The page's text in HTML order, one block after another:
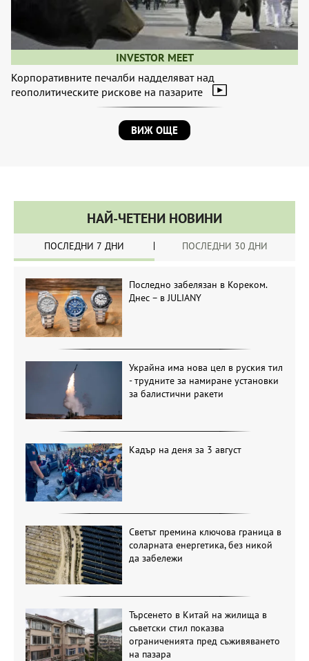
INVESTOR MEET
Корпоративните печалби надделяват над
геополитическите рискове на пазарите
ВИЖ ОЩЕ
НАЙ-ЧЕТЕНИ НОВИНИ
ПОСЛЕДНИ 7 ДНИ ПОСЛЕДНИ 30 ДНИ
Последно забелязан в Кореком.
Днес – в JULIANY
Украйна има нова цел в руския тил
- трудните за намиране установки
за балистични ракети
Кадър на деня за 3 август
Светът премина ключова граница в
соларната енергетика, без никой
да забележи
Търсенето в Китай на жилища в
съветски стил показва
ограниченията пред съживяването
на пазара